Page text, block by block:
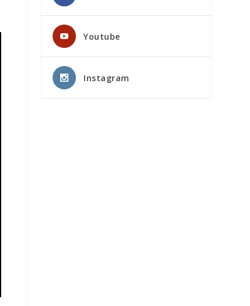
Youtube
Instagram